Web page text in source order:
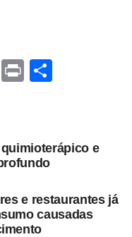
PrintShare
e
e restaurantes já
causadas